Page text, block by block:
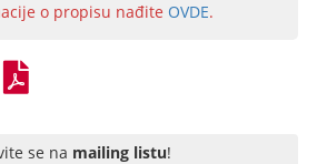
o propisu nađite OVDE.
se na mailing listu!